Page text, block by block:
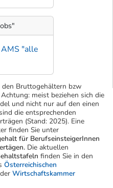
"alle
den Bruttogehältern bzw
meist beziehen sich die
und nicht nur auf den einen
die entsprechenden
(Stand: 2025). Eine
finden Sie unter
für BerufseinsteigerInnen
Die aktuellen
finden Sie in den
Österreichischen
Wirtschaftskammer